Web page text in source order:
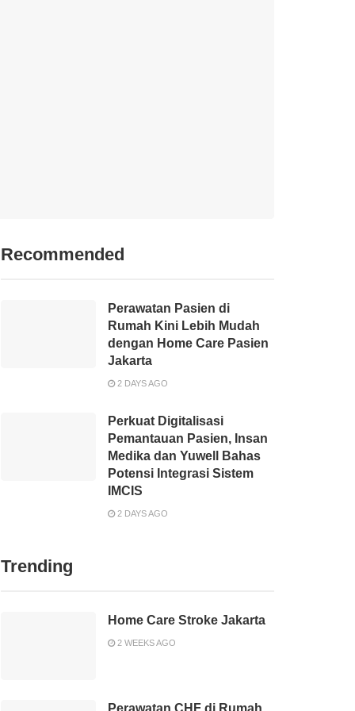
Recommended
Perawatan Pasien di
Rumah Kini Lebih Mudah
dengan Home Care Pasien
Jakarta
2 DAYS AGO
Perkuat Digitalisasi
Pemantauan Pasien, Insan
Medika dan Yuwell Bahas
Potensi Integrasi Sistem
IMCIS
2 DAYS AGO
Trending
Home Care Stroke Jakarta
2 WEEKS AGO
Perawatan CHF di Rumah